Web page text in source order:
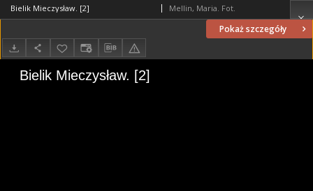
Pokaż szczegóły
Bielik Mieczysław. [2] Mellin, Maria. Fot.